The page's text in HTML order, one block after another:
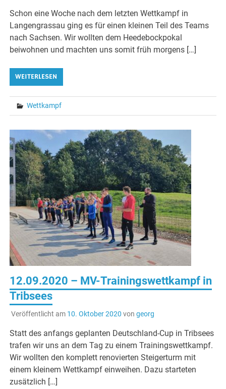
Schon eine Woche nach dem letzten Wettkampf in
Langengrassau ging es für einen kleinen Teil des Teams
nach Sachsen. Wir wollten dem Heedebockpokal
beiwohnen und machten uns somit früh morgens […]
WEITERLESEN
Wettkampf
12.09.2020 – MV-Trainingswettkampf in
Tribsees
Veröffentlicht am 10. Oktober 2020 von georg
Statt des anfangs geplanten Deutschland-Cup in Tribsees
trafen wir uns an dem Tag zu einem Trainingswettkampf.
Wir wollten den komplett renovierten Steigerturm mit
einem kleinem Wettkampf einweihen. Dazu starteten
zusätzlich […]